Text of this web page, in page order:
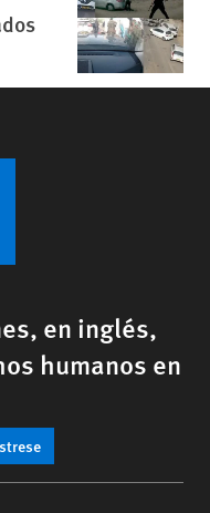
en inglés,
humanos en